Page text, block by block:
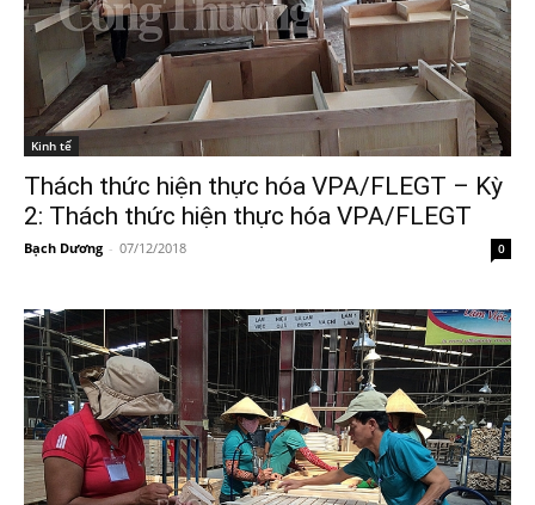
Kinh tế
Thách thức hiện thực hóa VPA/FLEGT – Kỳ
2: Thách thức hiện thực hóa VPA/FLEGT
Bạch Dương - 07/12/2018 0